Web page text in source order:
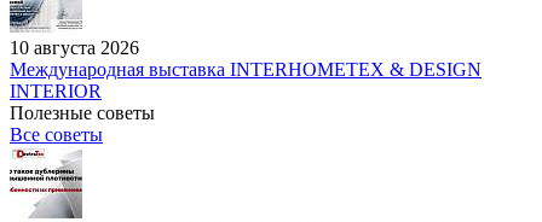
10 августа 2026
Международная выставка INTERHOMETEX & DESIGN
INTERIOR
Полезные советы
Все советы